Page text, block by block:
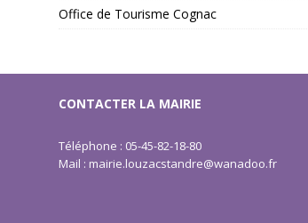
Office de Tourisme Cognac
CONTACTER LA MAIRIE
Téléphone : 05-45-82-18-80
Mail : mairie.louzacstandre@wanadoo.fr